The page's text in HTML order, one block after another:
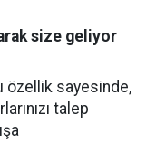
size geliyor
özellik sayesinde,
talep